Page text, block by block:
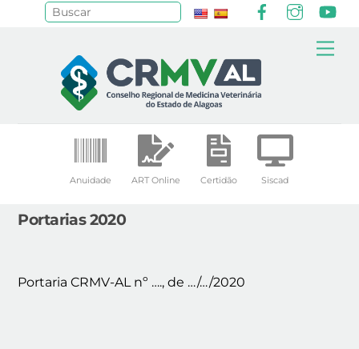
Anuidade ART Online Certidão Siscad
Portarias 2020
Portaria CRMV-AL nº …., de …/…/2020